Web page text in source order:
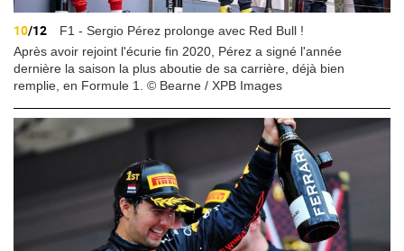
10/12
F1 - Sergio Pérez prolonge avec Red Bull !
Après avoir rejoint l'écurie fin 2020, Pérez a signé l'année
dernière la saison la plus aboutie de sa carrière, déjà bien
remplie, en Formule 1. © Bearne / XPB Images